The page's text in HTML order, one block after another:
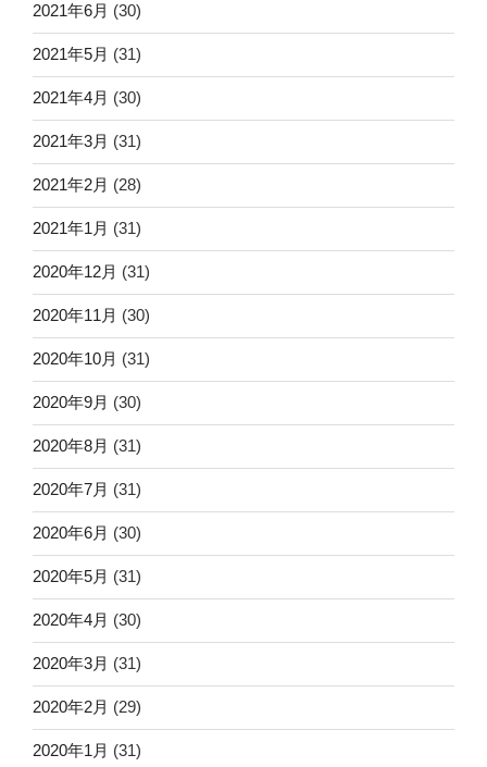
2021年6月 (30)
2021年5月 (31)
2021年4月 (30)
2021年3月 (31)
2021年2月 (28)
2021年1月 (31)
2020年12月 (31)
2020年11月 (30)
2020年10月 (31)
2020年9月 (30)
2020年8月 (31)
2020年7月 (31)
2020年6月 (30)
2020年5月 (31)
2020年4月 (30)
2020年3月 (31)
2020年2月 (29)
2020年1月 (31)